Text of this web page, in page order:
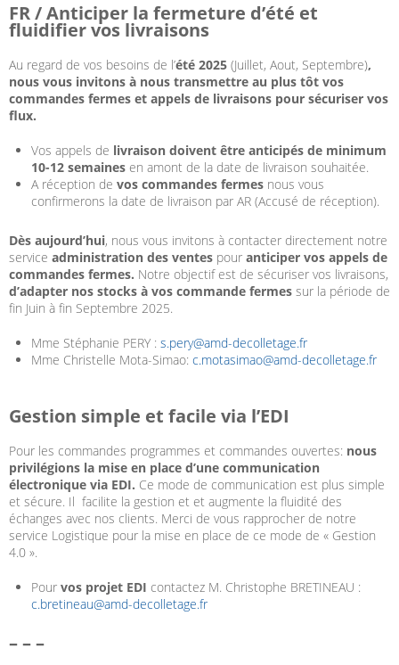
FR / Anticiper la fermeture d’été et
fluidifier vos livraisons
Au regard de vos besoins de l’été 2025 (Juillet, Aout, Septembre),
nous vous invitons à nous transmettre au plus tôt vos
commandes fermes et appels de livraisons pour sécuriser vos
flux.
Vos appels de livraison doivent être anticipés de minimum
10-12 semaines en amont de la date de livraison souhaitée.
A réception de vos commandes fermes nous vous
confirmerons la date de livraison par AR (Accusé de réception).
Dès aujourd’hui, nous vous invitons à contacter directement notre
service administration des ventes pour anticiper vos appels de
commandes fermes. Notre objectif est de sécuriser vos livraisons,
d’adapter nos stocks à vos commande fermes sur la période de
fin Juin à fin Septembre 2025.
Mme Stéphanie PERY : s.pery@amd-decolletage.fr
Mme Christelle Mota-Simao: c.motasimao@amd-decolletage.fr
Gestion simple et facile via l’EDI
Pour les commandes programmes et commandes ouvertes: nous
privilégions la mise en place d’une communication
électronique via EDI. Ce mode de communication est plus simple
et sécure. Il facilite la gestion et et augmente la fluidité des
échanges avec nos clients. Merci de vous rapprocher de notre
service Logistique pour la mise en place de ce mode de « Gestion
4.0 ».
Pour vos projet EDI contactez M. Christophe BRETINEAU :
c.bretineau@amd-decolletage.fr
–––